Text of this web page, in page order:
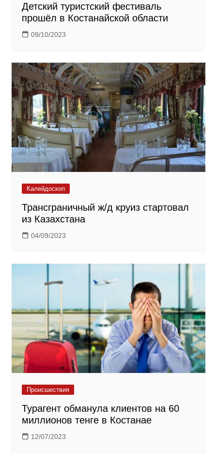
Детский туристский фестиваль
прошёл в Костанайской области
09/10/2023
Калейдоскоп
Трансграничный ж/д круиз стартовал
из Казахстана
04/09/2023
Происшествия
Турагент обманула клиентов на 60
миллионов тенге в Костанае
12/07/2023